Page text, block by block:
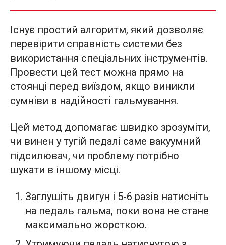
Існує простий алгоритм, який дозволяє
перевірити справність системи без
використання спеціальних інструментів.
Провести цей тест можна прямо на
стоянці перед виїздом, якщо виникли
сумніви в надійності гальмування.
Цей метод допомагає швидко зрозуміти,
чи винен у тугій педалі саме вакуумний
підсилювач, чи проблему потрібно
шукати в іншому місці.
Заглушіть двигун і 5-6 разів натисніть
на педаль гальма, поки вона не стане
максимально жорсткою.